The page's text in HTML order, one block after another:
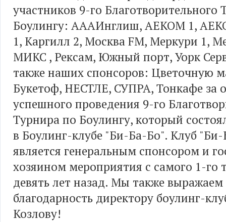
участников 9-го Благотворительного
Боулингу: АААИнглиш, АЕКОМ 1,
1, Каргилл 2, Москва FM, Меркури 1,
МИКС , Рексам, Южный порт, Уорк
также наших спонсоров: Цветочную
Букетоф, НЕСТЛЕ, СУПРА, Тонкафе за
успешного проведения 9-го
Турнира по Боулингу, который
в Боулинг-клубе "Би-Ба-Бо". Клуб
является генеральным спонсором и
хозяином мероприятия с самого 1-го
девять лет назад. Мы также выражаем
благодарность директору боулинг-
Козлову!